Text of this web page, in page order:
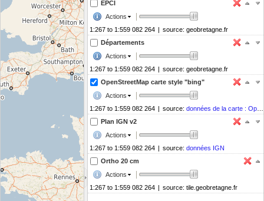
EPCI
Actions
1:267 to 1:559 082 264 | source: geobretagne.fr
Départements
Actions
1:267 to 1:559 082 264 | source: geobretagne.fr
OpenStreetMap carte style "bing"
Actions
1:267 to 1:559 082 264 | source: données de la carte : OpenStreetMap
Plan IGN v2
Actions
1:267 to 1:559 082 264 | source: données IGN
Ortho 20 cm
Actions
1:267 to 1:559 082 264 | source: tile.geobretagne.fr